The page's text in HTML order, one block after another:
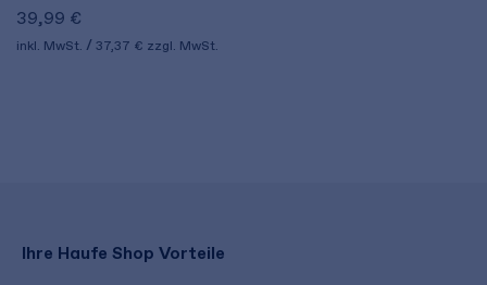
39,99 €
inkl. MwSt. 37,37 € zzgl. MwSt.
Ihre Haufe Shop Vorteile